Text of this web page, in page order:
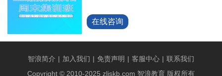
在线咨询
智浪简介 | 加入我们 | 免责声明 | 客服中心 | 联系我们
Copyright © 2010-2025 zljskb.com 智浪教育 版权所有